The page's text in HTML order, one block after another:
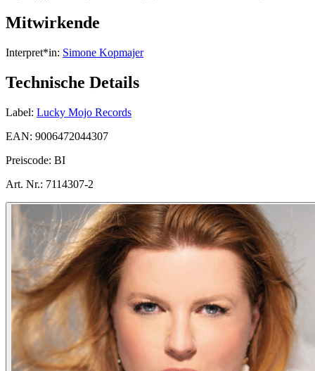
Mitwirkende
Interpret*in: Simone Kopmajer
Technische Details
Label: Lucky Mojo Records
EAN: 9006472044307
Preiscode: BI
Art. Nr.: 7114307-2